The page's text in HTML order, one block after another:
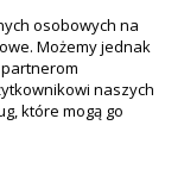
osobowych na
Możemy jednak
naszych
które mogą go